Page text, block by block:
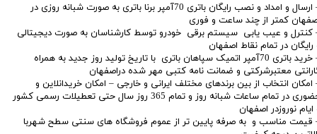
– ارسال و امداد و نصب رایگان باتری 70آمپر برنا باتری به صورت شبانه روزی در
کمتر از چند ساعت و فوری
کنترل و عیب یابی سیستم برقی خودرو توسط کارشناسان به صورت دیجیتالی
رایگان در تمام نقاط اصفهان
– خرید باتری 70آمپر اتمیک سپاهان باتری با تاریخ تولید روز جدید به همراه
معتبرشرکتی و ضمانت نامه کتبی مهر شده دراصفهان
امکان انتخاب از بین برندهای مختلف ایرانی و خارجی – امکان خریدانلاین و
حضوری در تمام ساعات شبانه روز و تمام 365 روز سال حتی تعطیلات رسمی کشور
ایام نوروزدر اصفهان
قیمت مناسب و به صرفه پایین تر از عموم فروشگاه های سنتی سطح شهربا